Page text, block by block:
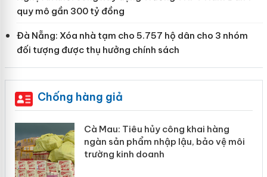
quy mô gần 300 tỷ đồng
Đà Nẵng: Xóa nhà tạm cho 5.757 hộ dân cho 3 nhóm
đối tượng được thụ hưởng chính sách
Chống hàng giả
Cà Mau: Tiêu hủy công khai hàng
ngàn sản phẩm nhập lậu, bảo vệ môi
trường kinh doanh